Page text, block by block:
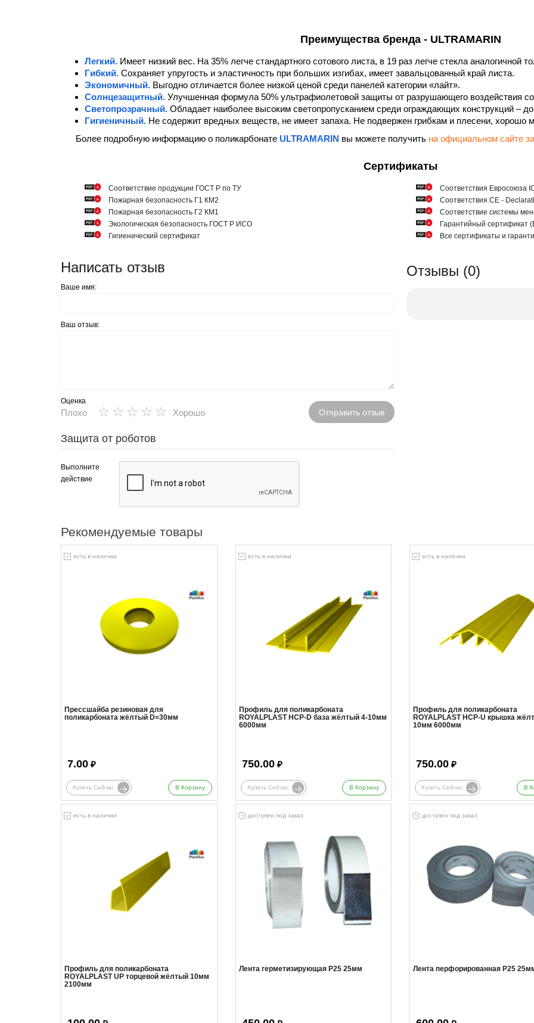
Преимущества бренда - ULTRAMARIN
Легкий. Имеет низкий вес. На 35% легче стандартного сотового листа, в 19 раз легче стекла
Гибкий. Сохраняет упругость и эластичность при больших изгибах, имеет завальцованный край листа.
Экономичный. Выгодно отличается более низкой ценой среди панелей категории «лайт».
Солнцезащитный. Улучшенная формула 50% ультрафиолетовой защиты от разрушающего воздействия
Светопрозрачный. Обладает наиболее высоким светопропусканием среди ограждающих конструкций –
Гигиеничный. Не содержит вредных веществ, не имеет запаха. Не подвержен грибкам и плесени, хорошо
Более подробную информацию о поликарбонате ULTRAMARIN вы можете получить на официальном
Сертификаты
Cоответствие продукции ГОСТ Р по ТУ
Пожарная безопасность Г1 КМ2
Пожарная безопасность Г2 КМ1
Экологическая безопасность ГОСТ Р ИСО
Гигиенический сертификат
Соответствия Евросоюза
Соответствия СЕ -
Соответствие системы
Гарантийный
Все сертификаты и
Написать отзыв
Ваше имя:
Ваш отзыв:
Оценка
Плохо ★
★
★
★
★ Хорошо Отправить отзыв
Защита от роботов
Выполните
действие
Отзывы (0)
Рекомендуемые товары
есть в наличии
Прессшайба резиновая для
поликарбоната жёлтый D=30мм
7.00 ₽
Купить Сейчас В Корзину
есть в наличии
Профиль для поликарбоната
ROYALPLAST HCP-D база жёлтый 4-10мм
6000мм
750.00₽
Купить Сейчас В Корзину
есть в наличии
Профиль для поликарбоната
ROYALPLAST HCP-U крышка
10мм 6000мм
750.00 ₽
Купить Сейчас В
есть в наличии
Профиль для поликарбоната
ROYALPLAST UP торцевой жёлтый 10мм
2100мм
доступен под заказ
Лента герметизирующая Р25 25мм
доступен под заказ
Лента перфорированная Р25